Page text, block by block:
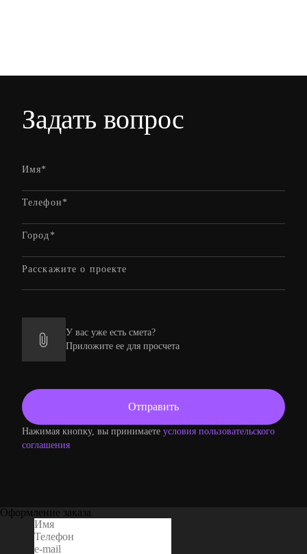
Задать вопрос
У вас уже есть смета?
Приложите ее для просчета
Нажимая кнопку, вы принимаете условия пользовательского
соглашения
Оформление заказа